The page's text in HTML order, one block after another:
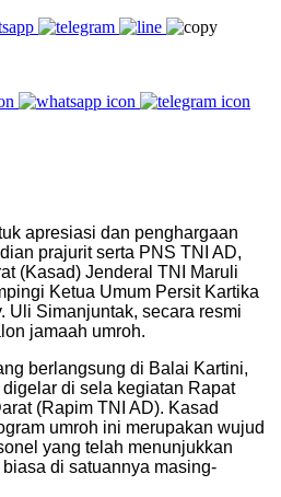
apresiasi dan penghargaan
prajurit serta PNS TNI AD,
(Kasad) Jenderal TNI Maruli
Ketua Umum Persit Kartika
Uli Simanjuntak, secara resmi
jamaah umroh.
berlangsung di Balai Kartini,
di sela kegiatan Rapat
(Rapim TNI AD). Kasad
umroh ini merupakan wujud
yang telah menunjukkan
di satuannya masing-